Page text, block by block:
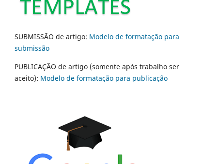
SUBMISSÃO de artigo: Modelo de formatação para
submissão
PUBLICAÇÃO de artigo (somente após trabalho ser
aceito): Modelo de formatação para publicação